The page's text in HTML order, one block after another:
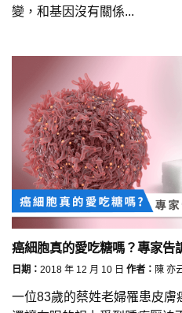
變，和基因沒有關係...
癌細胞真的愛吃糖嗎？專家告
日期： 2018 年 12 月 10 日 作者： 陳 亦
一位83歲的蔡姓老婦罹患皮膚